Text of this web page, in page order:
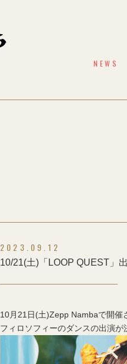
NEWS
2023.09.12
10/21(土)「LOOP QUEST」
10月21日(土)Zepp Nambaで開催
フィロソフィーのダンスの出演が